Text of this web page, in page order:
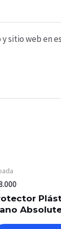
sitio web en